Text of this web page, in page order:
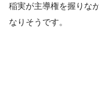
稲実が主導権を握りな
なりそうです。